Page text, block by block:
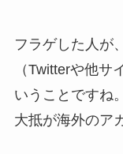
フラゲした人が
（Twitterや他
いうことですね。
大抵が海外のア